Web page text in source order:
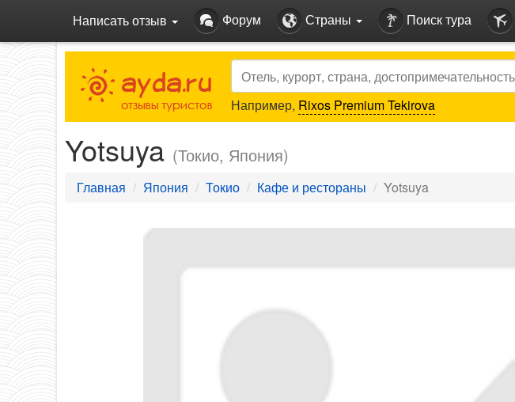
Написать отзыв Форум Страны Поиск тура
Search
Например, Rixos Premium Tekirova
Yotsuya (Токио, Япония)
Главная Япония Токио Кафе и рестораны Yotsuya